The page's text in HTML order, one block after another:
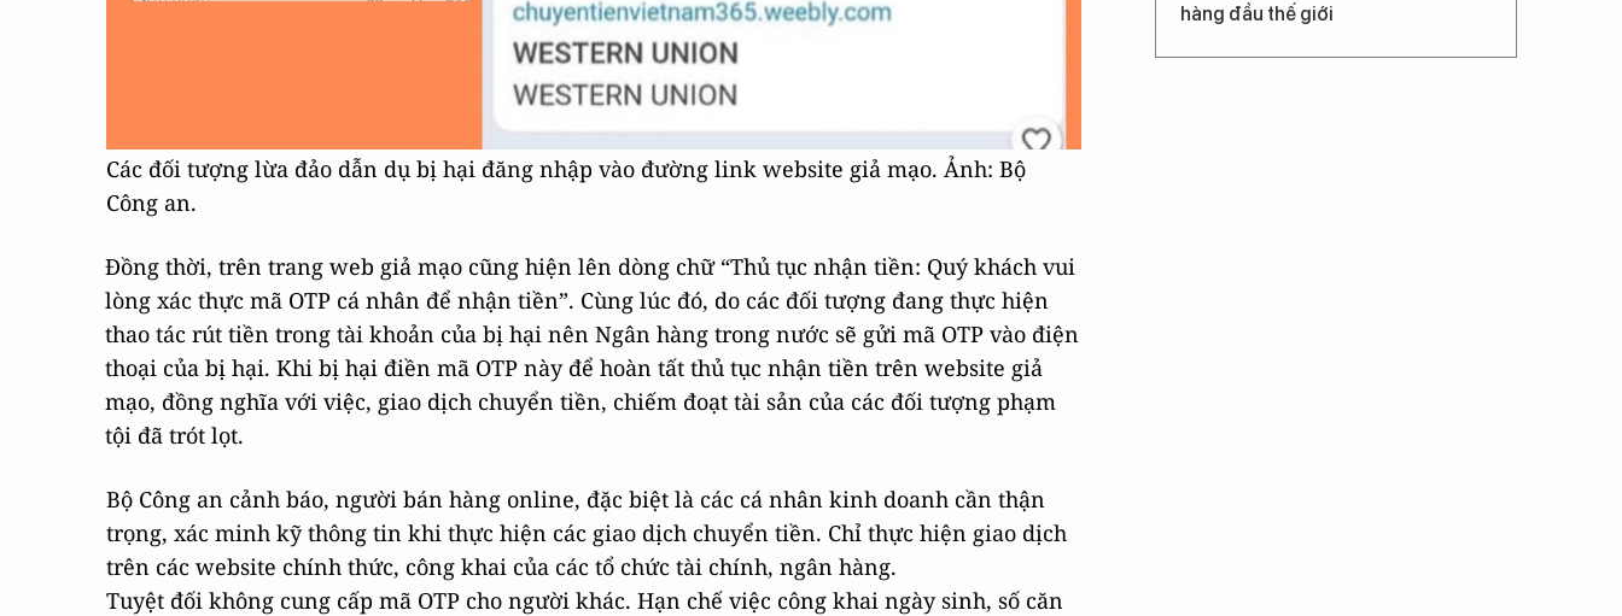
Các đối tượng lừa đảo dẫn dụ bị hại đăng nhập vào đường link website giả mạo. Ảnh: Bộ
Công an.
Đồng thời, trên trang web giả mạo cũng hiện lên dòng chữ “Thủ tục nhận tiền: Quý khách vui
lòng xác thực mã OTP cá nhân để nhận tiền”. Cùng lúc đó, do các đối tượng đang thực hiện
thao tác rút tiền trong tài khoản của bị hại nên Ngân hàng trong nước sẽ gửi mã OTP vào điện
thoại của bị hại. Khi bị hại điền mã OTP này để hoàn tất thủ tục nhận tiền trên website giả
mạo, đồng nghĩa với việc, giao dịch chuyển tiền, chiếm đoạt tài sản của các đối tượng phạm
tội đã trót lọt.
Bộ Công an cảnh báo, người bán hàng online, đặc biệt là các cá nhân kinh doanh cần thận
trọng, xác minh kỹ thông tin khi thực hiện các giao dịch chuyển tiền. Chỉ thực hiện giao dịch
trên các website chính thức, công khai của các tổ chức tài chính, ngân hàng.
Tuyệt đối không cung cấp mã OTP cho người khác. Hạn chế việc công khai ngày sinh, số căn
hàng đầu thế giới